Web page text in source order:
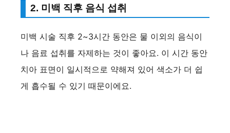
2. 미백 직후 음식 섭취
미백 시술 직후 2~3시간 동안은 물 이외의 음식이
나 음료 섭취를 자제하는 것이 좋아요. 이 시간 동안
치아 표면이 일시적으로 약해져 있어 색소가 더 쉽
게 흡수될 수 있기 때문이에요.